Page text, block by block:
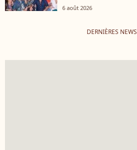
6 août 2026
DERNIÈRES NEWS